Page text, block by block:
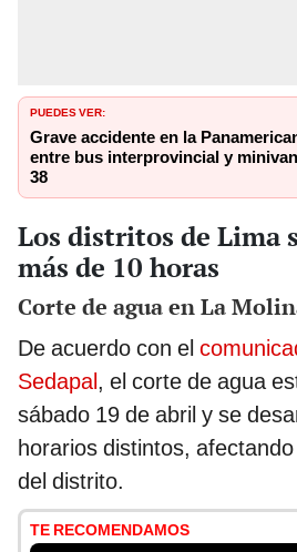
PUEDES VER:
Grave accidente en la
entre bus interprovincial y
38
Los distritos de Lima
más de 10 horas
Corte de agua en La
De acuerdo con el
Sedapal, el corte de agua
sábado 19 de abril y se
horarios distintos,
del distrito.
TE RECOMENDAMOS